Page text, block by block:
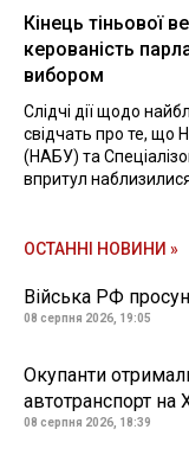
Кінець тіньової
керованість
вибором
Слідчі дії щодо
свідчать про те, що
(НАБУ) та
впритул
ОСТАННІ НОВИНИ »
Війська РФ
08 серпня 2026, 19:05
Окупанти
автотранспорт на
08 серпня 2026, 18:39